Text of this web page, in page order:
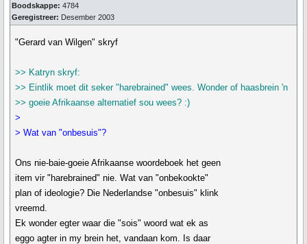
Boodskappe: 4784
Geregistreer: Desember 2003
"Gerard van Wilgen" skryf
>> Katryn skryf:
>> Eintlik moet dit seker "harebrained" wees. Wonder of haasbrein 'n
>> goeie Afrikaanse alternatief sou wees? :)
>
> Wat van "onbesuis"?
Ons nie-baie-goeie Afrikaanse woordeboek het geen
item vir "harebrained" nie. Wat van "onbekookte"
plan of ideologie? Die Nederlandse "onbesuis" klink
vreemd.
Ek wonder egter waar die "sois" woord wat ek as
eggo agter in my brein het, vandaan kom. Is daar